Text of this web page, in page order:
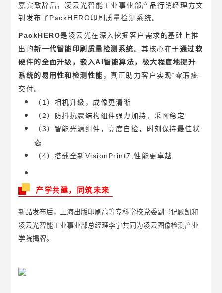
嘉宾致辞后，凌云光智能工业事业部产品行销经理方文
钊发布了PackHERO印刷质量检测系统。
PackHERO是凌云光在深入挖掘客户需求的基础上推
出的新一代智能印刷质量检测系统。其核心在于通过软
硬件的全面升级，嵌入AI智能算法，极大程度地提升
系统的易用性和检测性能 ，真正助力客户实现“零瑕疵”
交付。
（1）相机升级，成像更清晰
（2）防抖抗震结构组件强力加持，采图稳定
（3）智能光源组件，亮度自检，时刻保持最佳状
态
（4）搭载全新VisionPrint7,性能更卓越
产学共建，同筑未来
新品发布后，上海出版印刷高等专科学校党委副书记顾凯和
凌云光智能工业事业部总经理李宁共同为凌云图像检测产业
学院揭牌。